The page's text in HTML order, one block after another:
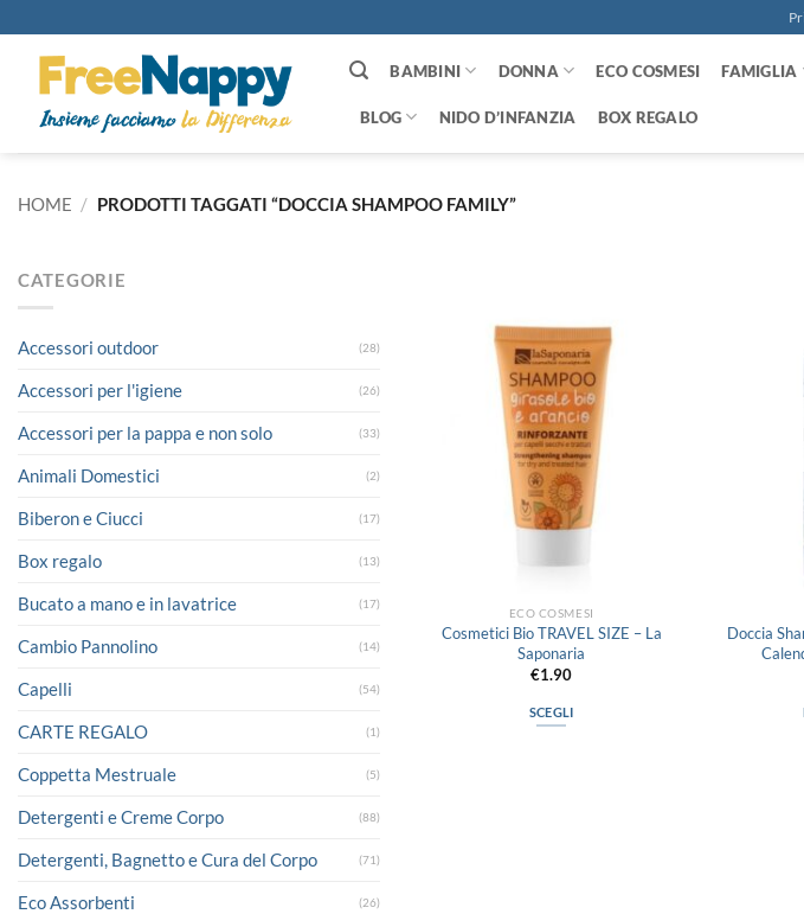
ai
contenuti
BAMBINI DONNA ECO COSMESI FAMIGLIA
BLOG NIDO D’INFANZIA BOX REGALO
HOME / PRODOTTI TAGGATI “DOCCIA SHAMPOO FAMILY”
CATEGORIE
Accessori outdoor (28)
Accessori per l'igiene (26)
Accessori per la pappa e non solo (33)
Animali Domestici (2)
Biberon e Ciucci (17)
Box regalo (13)
Bucato a mano e in lavatrice (17)
Cambio Pannolino (14)
Capelli (54)
CARTE REGALO (1)
Coppetta Mestruale (5)
Detergenti e Creme Corpo (88)
Detergenti, Bagnetto e Cura del Corpo (71)
Eco Assorbenti (26)
ECO COSMESI
Cosmetici Bio TRAVEL SIZE – La
Saponaria
€1.90
SCEGLI
Doccia